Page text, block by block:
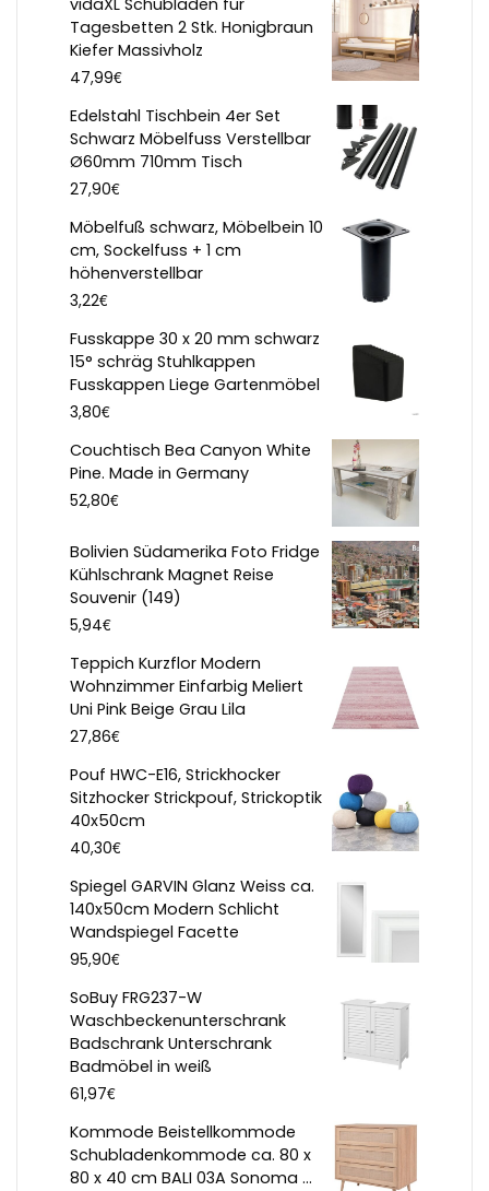
vidaXL Schubladen für
Tagesbetten 2 Stk. Honigbraun
Kiefer Massivholz
47,99€
Edelstahl Tischbein 4er Set
Schwarz Möbelfuss Verstellbar
Ø60mm 710mm Tisch
27,90€
Möbelfuß schwarz, Möbelbein 10
cm, Sockelfuss + 1 cm
höhenverstellbar
3,22€
Fusskappe 30 x 20 mm schwarz
15° schräg Stuhlkappen
Fusskappen Liege Gartenmöbel
3,80€
Couchtisch Bea Canyon White
Pine. Made in Germany
52,80€
Bolivien Südamerika Foto Fridge
Kühlschrank Magnet Reise
Souvenir (149)
5,94€
Teppich Kurzflor Modern
Wohnzimmer Einfarbig Meliert
Uni Pink Beige Grau Lila
27,86€
Pouf HWC-E16, Strickhocker
Sitzhocker Strickpouf, Strickoptik
40x50cm
40,30€
Spiegel GARVIN Glanz Weiss ca.
140x50cm Modern Schlicht
Wandspiegel Facette
95,90€
SoBuy FRG237-W
Waschbeckenunterschrank
Badschrank Unterschrank
Badmöbel in weiß
61,97€
Kommode Beistellkommode
Schubladenkommode ca. 80 x
80 x 40 cm BALI 03A Sonoma ...